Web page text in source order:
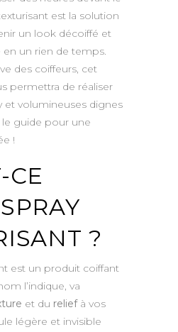
est la solution
un look décoiffé et
en un rien de temps.
des coiffeurs, cet
permettra de réaliser
et volumineuses dignes
le guide pour une
!
CE
?
est un produit coiffant
l’indique, va
et du reliefà vos
légère et invisible